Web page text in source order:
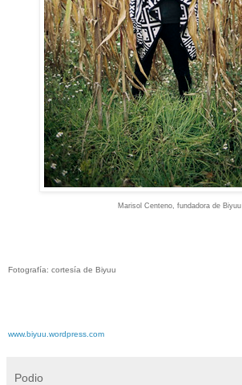
Marisol Centeno, fundadora de Biyuu
Fotografía: cortesía de Biyuu
www.biyuu.wordpress.com
Podio